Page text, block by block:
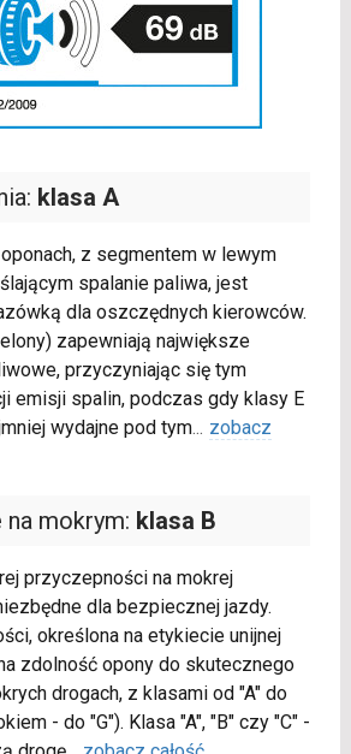
klasa A
z segmentem w lewym
spalanie paliwa, jest
dla oszczędnych kierowców.
zapewniają największe
przyczyniając się tym
emisji spalin, podczas gdy klasy E
wydajne pod tym... zobacz
mokrym: klasa B
przyczepności na mokrej
dla bezpiecznej jazdy.
określona na etykiecie unijnej
zdolność opony do skutecznego
drogach, z klasami od "A" do
- do "G"). Klasa "A", "B" czy "C" -